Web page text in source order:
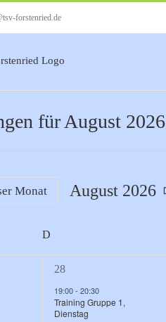
forstenried.de
für August 2026
Monat
August 2026
D
2
Veranstaltungen,
28
19:00- 20:30
Training Gruppe 1,
Dienstag